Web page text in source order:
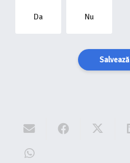
Da Nu
Salvează